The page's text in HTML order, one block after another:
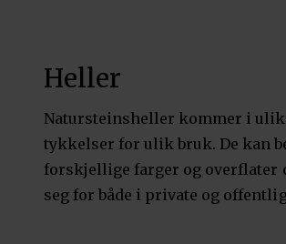
Heller
Natursteinsheller kommer i
tykkelser for ulik bruk. De kan
forskjellige farger og overflater
seg for både i private og